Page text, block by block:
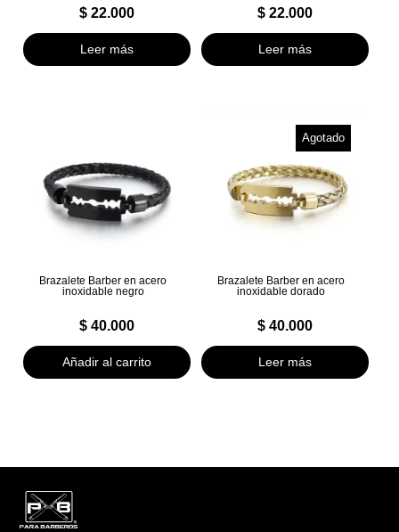
$22.000
Leer más
$22.000
Leer más
Brazalete Barber en acero
inoxidable negro
$40.000
Añadir al carrito
Agotado
Brazalete Barber en acero
inoxidable dorado
$40.000
Leer más